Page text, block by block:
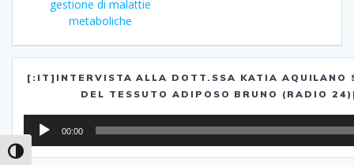
Attiva/disattiva alto contrasto
gestione di malattie
metaboliche
[:IT]INTERVISTA ALLA DOTT.SSA KATIA AQUILANO
DEL TESSUTO ADIPOSO BRUNO (RADIO
Player
00:00